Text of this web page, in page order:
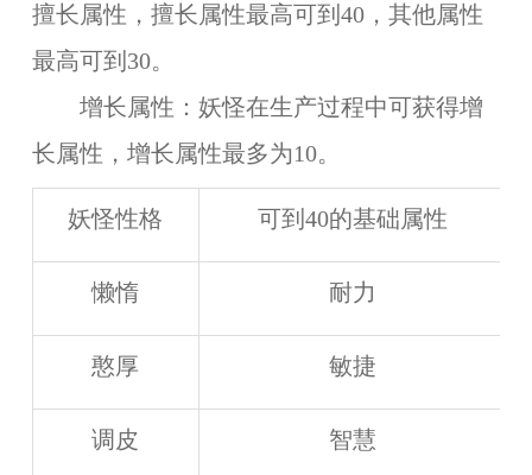
擅长属性，擅长属性最高可到40，其他属性
最高可到30。
增长属性：妖怪在生产过程中可获得增
长属性，增长属性最多为10。
妖怪性格 可到40的基础属性
懒惰 耐力
憨厚 敏捷
调皮 智慧